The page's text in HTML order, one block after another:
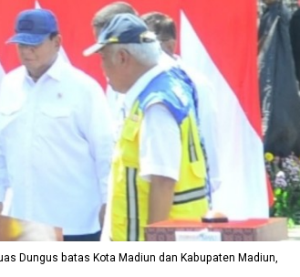
Dungus batas Kota Madiun dan Kabupaten Madiun,